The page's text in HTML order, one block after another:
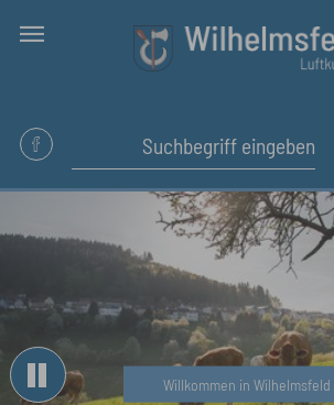
Willkommen in Wilhelmsfeld